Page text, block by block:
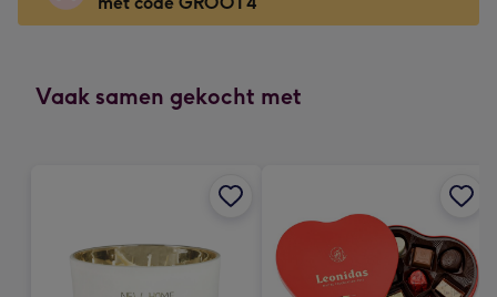
x
-
Vaak samen gekocht met